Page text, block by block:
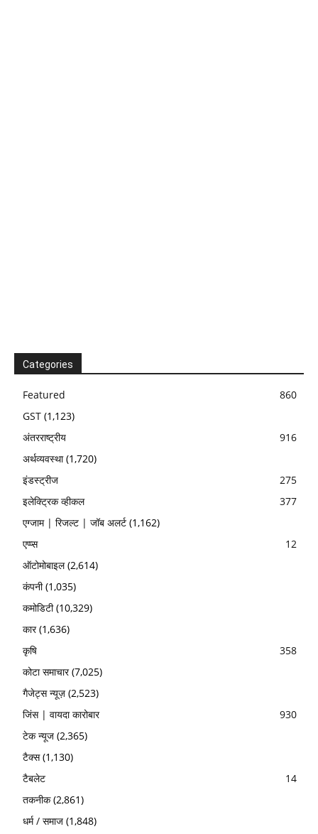
Categories
Featured
860
GST (1,123)
अंतरराष्ट्रीय
916
अर्थव्यवस्था(1,720)
इंडस्ट्रीज
275
इलेक्ट्रिक व्हीकल
377
एग्जाम | रिजल्ट | जॉब अलर्ट (1,162)
एप्प्स
12
ऑटोमोबाइल(2,614)
कंपनी(1,035)
कमोडिटी(10,329)
कार(1,636)
कृषि
358
कोटा समाचार(7,025)
गैजेट्स न्यूज़ (2,523)
जिंस | वायदा कारोबार
930
टेक न्यूज (2,365)
टैक्स(1,130)
टैबलेट
14
तकनीक(2,861)
धर्म / समाज (1,848)